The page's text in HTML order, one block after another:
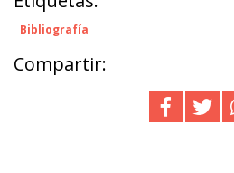
Bibliografía
Compartir: